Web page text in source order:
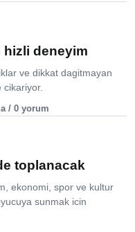
hizli deneyim
ve dikkat dagitmayan
/ 0 yorum
toplanacak
ekonomi, spor ve kultur
sunmak icin